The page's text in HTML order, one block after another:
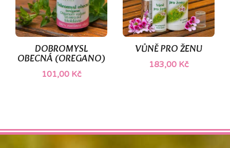
DOBROMYSL
OBECNÁ (OREGANO)
101,00 Kč
VŮNĚ PRO ŽENU
183,00 Kč